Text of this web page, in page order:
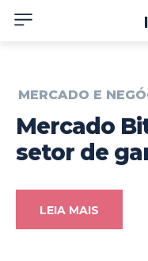
MERCADO E
Mercado
setor de
LEIA MAIS